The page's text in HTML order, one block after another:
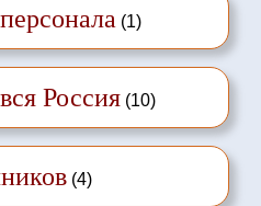
(1)
Россия(10)
(4)